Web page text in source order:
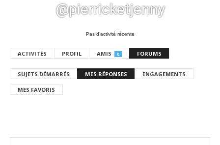
@pierricketjenny
Pas d’activité récente
ACTIVITÉS PROFIL AMIS 0 FORUMS
SUJETS DÉMARRÉS MES RÉPONSES ENGAGEMENTS
MES FAVORIS